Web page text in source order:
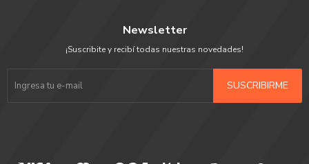
Newsletter
¡Suscribite y recibí todas nuestras novedades!
SUSCRIBIRME